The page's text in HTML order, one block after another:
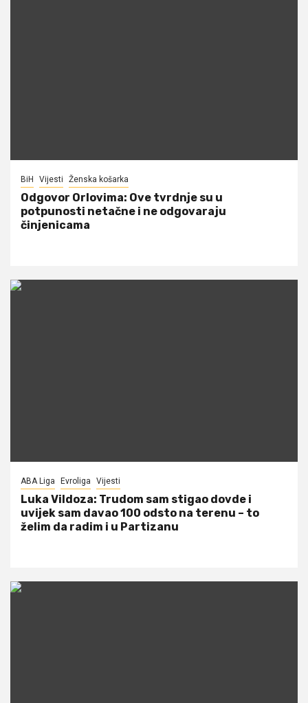
BiH Vijesti Ženska košarka
Odgovor Orlovima: ​Ove tvrdnje su u
potpunosti netačne i ne odgovaraju
činjenicama
ABA Liga Evroliga Vijesti
Luka Vildoza: Trudom sam stigao dovde i
uvijek sam davao 100 odsto na terenu – to
želim da radim i u Partizanu